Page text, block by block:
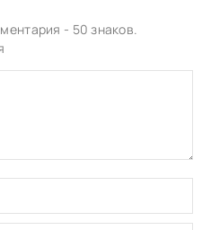
- 50 знаков.